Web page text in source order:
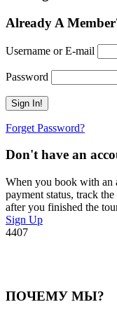
Already A
Username or E-mail
Password
Forget Password?
Don't have an
When you book with an
payment status, track
after you finished the
Sign Up
4407
ПОЧЕМУ МЫ?